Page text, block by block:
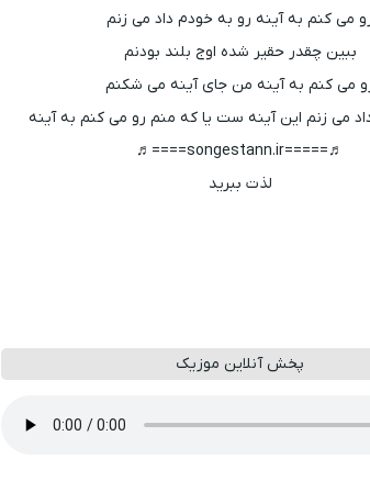
می کنم به آینه رو به خودم داد می زنم
ببین چقدر حقیر شده اوج بلند بودنم
می کنم به آینه من جای آینه می شکنم
می زنم این آینه ست یا که منم رو می کنم به آینه
♬=====songestann.ir====♬
لذت ببرید
پخش آنلاین موزیک